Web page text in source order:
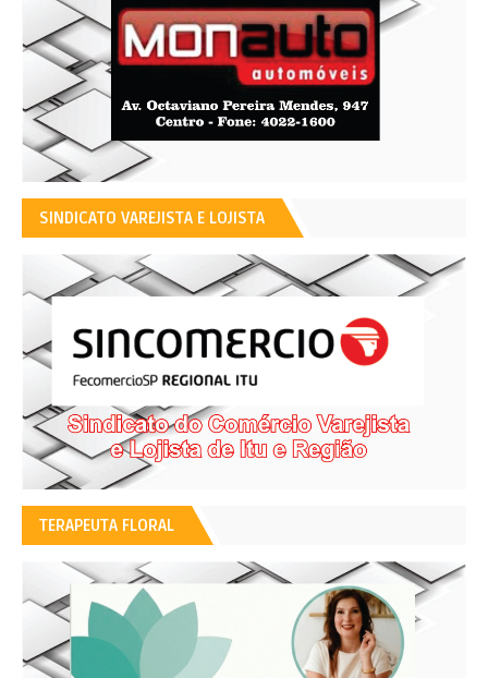
SINDICATO VAREJISTA E LOJISTA
TERAPEUTA FLORAL